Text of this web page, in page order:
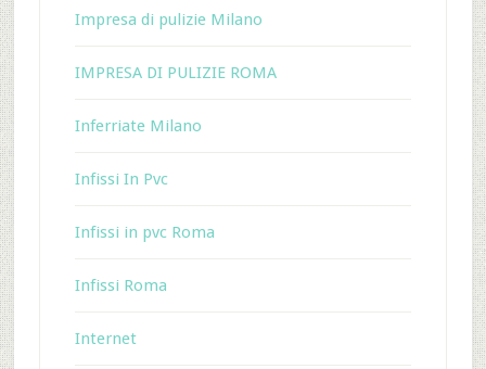
Impresa di pulizie Milano
IMPRESA DI PULIZIE ROMA
Inferriate Milano
Infissi In Pvc
Infissi in pvc Roma
Infissi Roma
Internet